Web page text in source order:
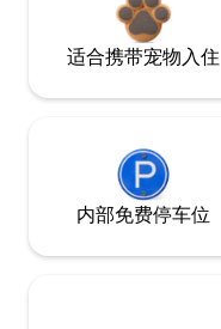
适合携带宠物入住
内部免费停车位